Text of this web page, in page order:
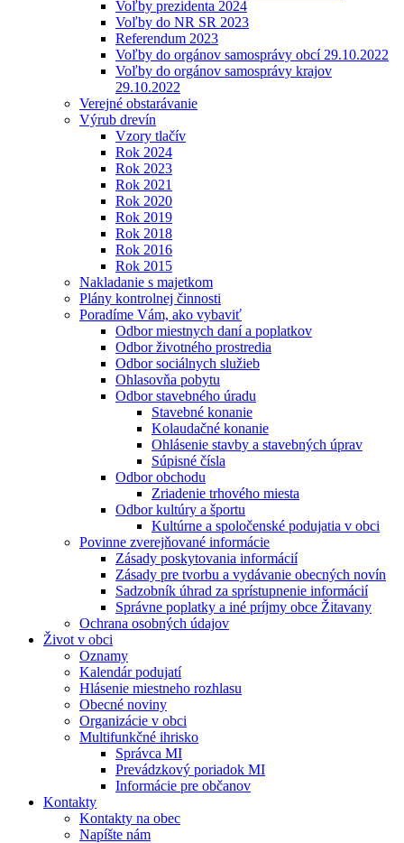
Voľby prezidenta 2024
Voľby do NR SR 2023
Referendum 2023
Voľby do orgánov samosprávy obcí 29.10.2022
Voľby do orgánov samosprávy krajov
29.10.2022
Verejné obstarávanie
Výrub drevín
Vzory tlačív
Rok 2024
Rok 2023
Rok 2021
Rok 2020
Rok 2019
Rok 2018
Rok 2016
Rok 2015
Nakladanie s majetkom
Plány kontrolnej činnosti
Poradíme Vám, ako vybaviť
Odbor miestnych daní a poplatkov
Odbor životného prostredia
Odbor sociálnych služieb
Ohlasovňa pobytu
Odbor stavebného úradu
Stavebné konanie
Kolaudačné konanie
Ohlásenie stavby a stavebných úprav
Súpisné čísla
Odbor obchodu
Zriadenie trhového miesta
Odbor kultúry a športu
Kultúrne a spoločenské podujatia v obci
Povinne zverejňované informácie
Zásady poskytovania informácií
Zásady pre tvorbu a vydávanie obecných novín
Sadzobník úhrad za sprístupnenie informácií
Správne poplatky a iné príjmy obce Žitavany
Ochrana osobných údajov
Život v obci
Oznamy
Kalendár podujatí
Hlásenie miestneho rozhlasu
Obecné noviny
Organizácie v obci
Multifunkčné ihrisko
Správca MI
Prevádzkový poriadok MI
Informácie pre občanov
Kontakty
Kontakty na obec
Napíšte nám